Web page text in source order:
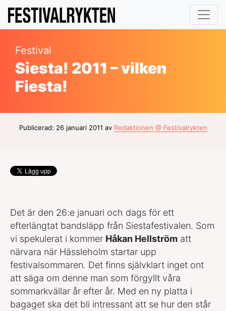
Festival
Siesta! 2011 – vilken
Fiesta!
Publicerad: 26 januari 2011 av Redaktionen @ Festivalrykten
Det är den 26:e januari och dags för ett
efterlängtat bandsläpp från Siestafestivalen. Som
vi spekulerat i kommer Håkan Hellström att
närvara när Hässleholm startar upp
festivalsommaren. Det finns självklart inget ont
att säga om denne man som förgyllt våra
sommarkvällar år efter år. Med en ny platta i
bagaget ska det bli intressant att se hur den står